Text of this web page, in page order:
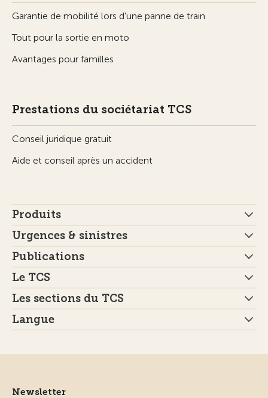
Garantie de mobilité lors d'une panne de train
Tout pour la sortie en moto
Avantages pour familles
Prestations du sociétariat TCS
Conseil juridique gratuit
Aide et conseil après un accident
Produits
Urgences & sinistres
Publications
Le TCS
Les sections du TCS
Langue
Newsletter